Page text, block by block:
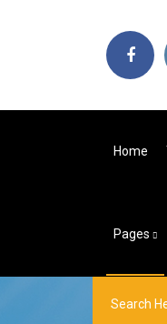
Home
Pages